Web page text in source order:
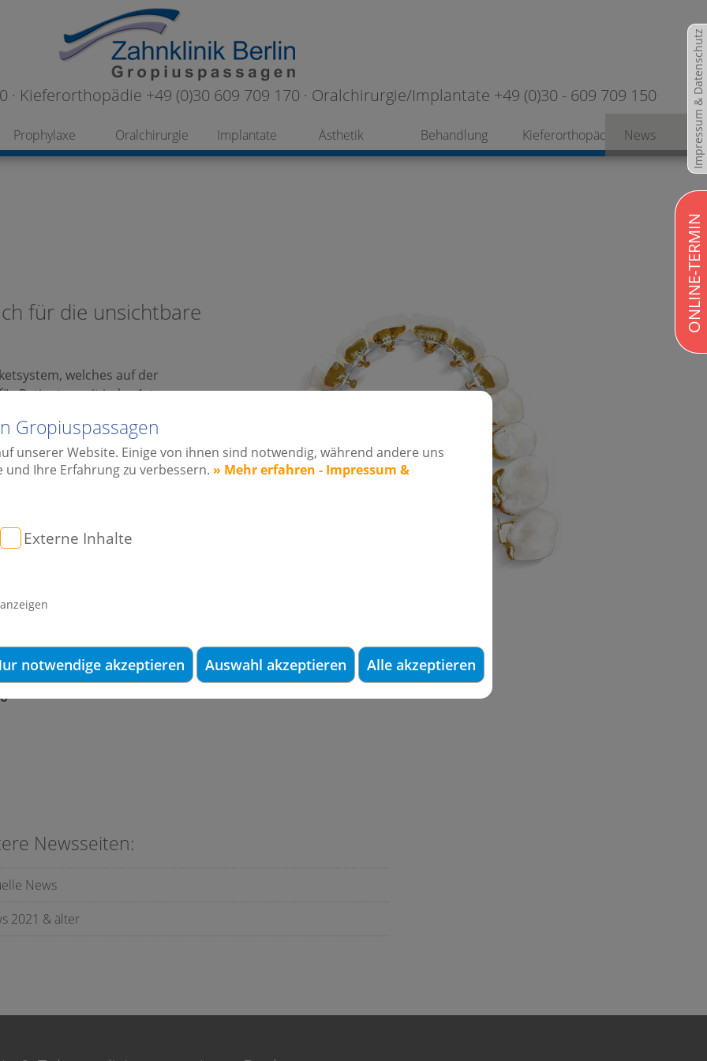
Gropiuspassagen
unserer Website. Einige von ihnen sind notwendig, während andere uns
und Ihre Erfahrung zu verbessern. » Mehr erfahren - Impressum &
Externe Inhalte
notwendige akzeptieren Auswahl akzeptieren Alle akzeptieren
Impressum & Datenschutz
ONLINE-TERMIN
Kieferorthopädie +49 (0)30 609 709 170 · Oralchirurgie/Implantate +49 (0)30 - 609 709 150
Prophylaxe Oralchirurgie Implantate Ästhetik Behandlung Kieferorthopädie News
für die unsichtbare
welches auf der
Patienten mit jeder Art von
leicht zu pflegende und
zur konventionellen
und ermöglicht
Mit Hilfe
werden die einzelnen
das für jeden Patienten
uneingeschränkten Sprachkomfort, sind allergiefrei und können fast
Gropiuspassagen
Newsseiten:
News
2021 & älter